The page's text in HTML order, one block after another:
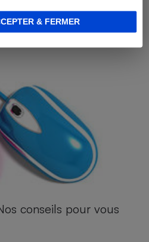
& FERMER
conseils pour vous